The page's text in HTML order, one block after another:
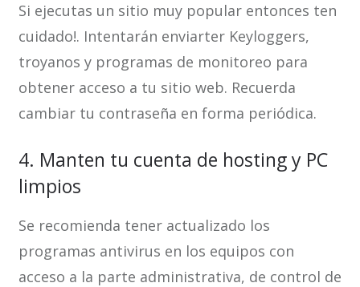
Si ejecutas un sitio muy popular entonces ten
cuidado!. Intentarán enviarter Keyloggers,
troyanos y programas de monitoreo para
obtener acceso a tu sitio web. Recuerda
cambiar tu contraseña en forma periódica.
4. Manten tu cuenta de hosting y PC
limpios
Se recomienda tener actualizado los
programas antivirus en los equipos con
acceso a la parte administrativa, de control de